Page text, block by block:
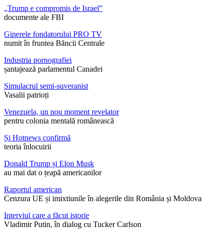
„Trump e compromis de Israel”
documente ale FBI
Ginerele fondatorului PRO TV
numit în fruntea Băncii Centrale
Industria pornografiei
șantajează parlamentul Canadei
Simulacrul semi-suveranist
Vasalii patrioți
Venezuela, un nou moment revelator
pentru colonia mentală românească
Și Hotnews confirmă
teoria înlocuirii
Donald Trump și Elon Musk
au mai dat o țeapă americanilor
Raportul american
Cenzura UE și imixtiunile în alegerile din România și Moldova
Interviul care a făcut istorie
Vladimir Putin, în dialog cu Tucker Carlson